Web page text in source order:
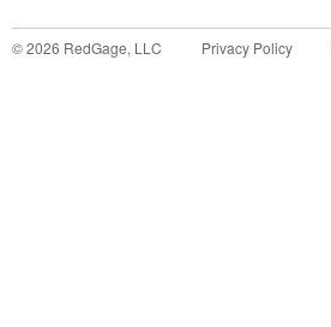
©2026 RedGage, LLC Privacy Policy